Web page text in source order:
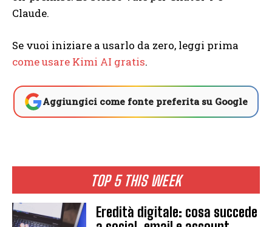
TOP 5 THIS WEEK
Eredità digitale: cosa succede
Claude.
Se vuoi iniziare a usarlo da zero, leggi prima
come usare Kimi AI gratis.
Aggiungici come fonte preferita su Google